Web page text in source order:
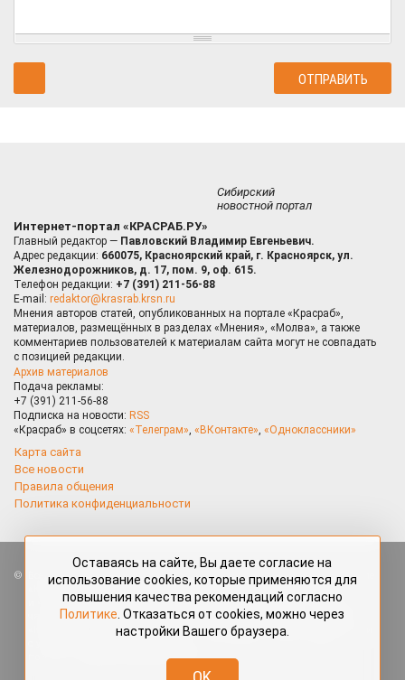
Сибирский
новостной портал
Интернет-портал «КРАСРАБ.РУ»
Главный редактор — Павловский Владимир Евгеньевич.
Адрес редакции: 660075, Красноярский край, г. Красноярск, ул.
Железнодорожников, д. 17, пом. 9, оф. 615.
Телефон редакции: +7 (391) 211-56-88
E-mail: redaktor@krasrab.krsn.ru
Мнения авторов статей, опубликованных на портале «Красраб»,
материалов, размещённых в разделах «Мнения», «Молва», а также
комментариев пользователей к материалам сайта могут не совпадать
с позицией редакции.
Архив материалов
Подача рекламы:
+7 (391) 211-56-88
Подписка на новости: RSS
«Красраб» в соцсетях: «Телеграм», «ВКонтакте», «Одноклассники»
Карта сайта
Все новости
Правила общения
Политика конфиденциальности
Все права защищены. Любые материалы, размещённые на портале
«Красраб.ру» сотрудниками редакции, нештатными авторами
и читателями, являются объектами авторского права. Полное или
частичное использование материалов, размещённых на портале
«Красраб.ру», допускается только с письменного согласия редакции
redaktor@krasrab.krsn.ru.
Оставаясь на сайте, Вы даете согласие на
использование cookies, которые применяются для
повышения качества рекомендаций согласно
Политике . Отказаться от cookies, можно через
настройки Вашего браузера.